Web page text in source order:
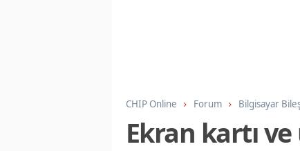
CHIP Online Forum Bilgisayar
Ekran kartı